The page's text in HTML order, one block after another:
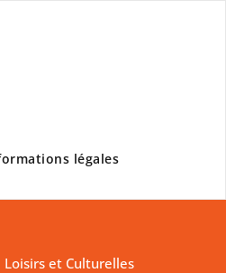
légales
Loisirs et Culturelles